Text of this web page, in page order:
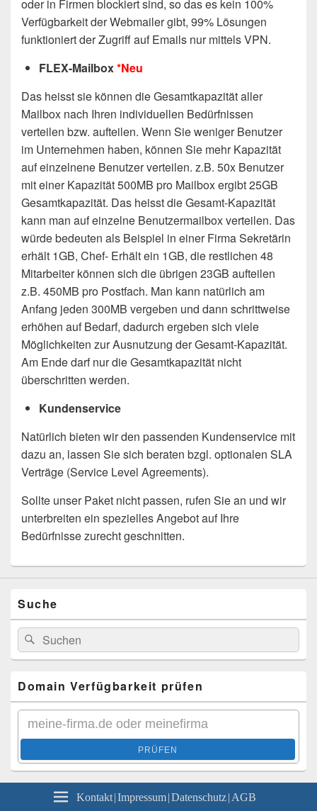
oder in Firmen blockiert sind, so das es kein 100%
Verfügbarkeit der Webmailer gibt, 99% Lösungen
funktioniert der Zugriff auf Emails nur mittels VPN.
FLEX-Mailbox*Neu
Das heisst sie können die Gesamtkapazität aller
Mailbox nach Ihren individuellen Bedürfnissen
verteilen bzw. aufteilen. Wenn Sie weniger Benutzer
im Unternehmen haben, können Sie mehr Kapazität
auf einzelnene Benutzer verteilen. z.B. 50x Benutzer
mit einer Kapazität 500MB pro Mailbox ergibt 25GB
Gesamtkapazität. Das heisst die Gesamt-Kapazität
kann man auf einzelne Benutzermailbox verteilen. Das
würde bedeuten als Beispiel in einer Firma Sekretärin
erhält 1GB, Chef- Erhält ein 1GB, die restlichen 48
Mitarbeiter können sich die übrigen 23GB aufteilen
z.B. 450MB pro Postfach. Man kann natürlich am
Anfang jeden 300MB vergeben und dann schrittweise
erhöhen auf Bedarf, dadurch ergeben sich viele
Möglichkeiten zur Ausnutzung der Gesamt-Kapazität.
Am Ende darf nur die Gesamtkapazität nicht
überschritten werden.
Kundenservice
Natürlich bieten wir den passenden Kundenservice mit
dazu an, lassen Sie sich beraten bzgl. optionalen SLA
Verträge (Service Level Agreements).
Sollte unser Paket nicht passen, rufen Sie an und wir
unterbreiten ein spezielles Angebot auf Ihre
Bedürfnisse zurecht geschnitten.
Suche
Search
for:
Search
Domain Verfügbarkeit prüfen
PRÜFEN
Kontakt | Impressum | Datenschutz | AGB